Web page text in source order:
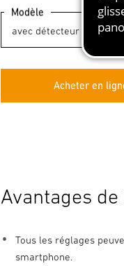
Modèle
Acheter en
Avantages
Tous les réglages
smartphone.